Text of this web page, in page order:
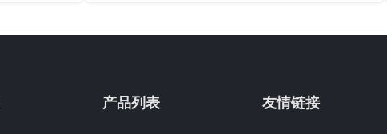
产品列表 友情链接